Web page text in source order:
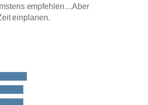
empfehlen…Aber
einplanen.